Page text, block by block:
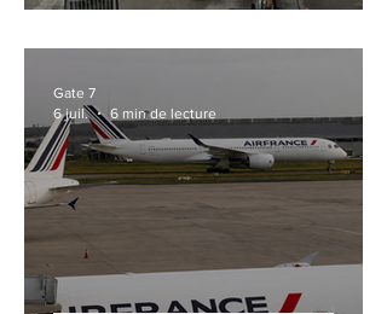
et Zurich
Gate 7
6 juil.
6 min de lecture